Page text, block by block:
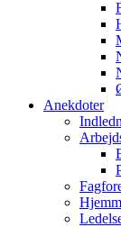
Anekdoter